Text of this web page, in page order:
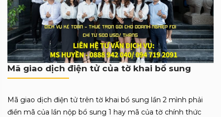
Mã giao dịch điện tử của tờ khai bổ sung
Mã giao dịch điện tử trên tờ khai bổ sung lần 2 mình phải
điền mã của lần nộp bổ sung 1 hay mã của tờ chính thức